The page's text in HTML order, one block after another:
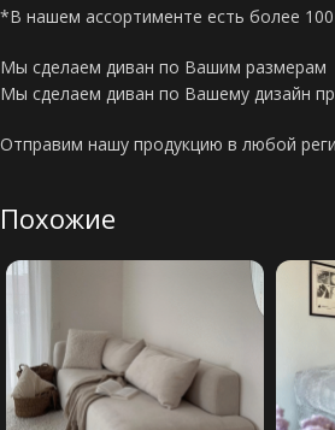
*В нашем ассортименте есть более 100
Мы сделаем диван по Вашим размерам
Мы сделаем диван по Вашему дизайн
Отправим нашу продукцию в любой
Похожие